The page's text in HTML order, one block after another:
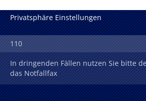
Privatsphäre Einstellungen
110
In dringenden Fällen nutzen Sie bitte
das Notfallfax